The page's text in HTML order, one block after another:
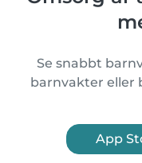
Se snabbt
barnvakter eller
App